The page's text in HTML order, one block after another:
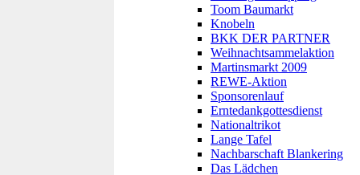
Toom Baumarkt
Knobeln
BKK DER PARTNER
Weihnachtsammelaktion
Martinsmarkt 2009
REWE-Aktion
Sponsorenlauf
Erntedankgottesdienst
Nationaltrikot
Lange Tafel
Nachbarschaft Blankering
Das Lädchen